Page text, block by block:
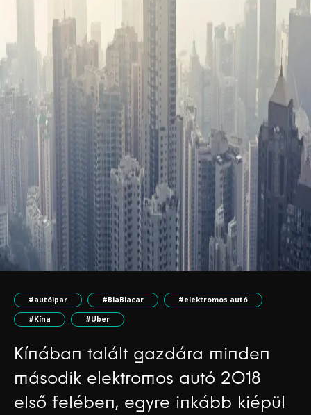
#autóipar #BlaBlacar
#elektromos autó
#Kína
#Uber
Kínában talált gazdára minden
második elektromos autó 2018
első felében, egyre inkább kiépül